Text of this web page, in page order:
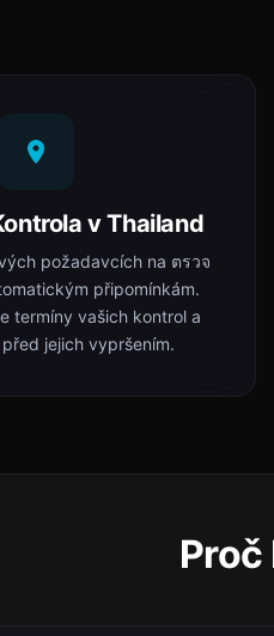
v Thailand
požadavcích na ตรวจ
připomínkám.
termíny vašich kontrol a
jejich vypršením.
Proč